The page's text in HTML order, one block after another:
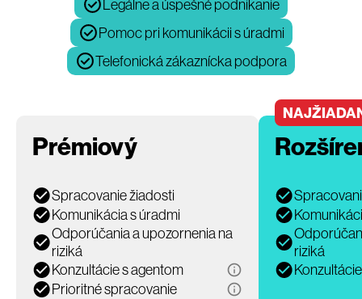
Legálne a úspešné podnikanie
Pomoc pri komunikácii s úradmi
Telefonická zákaznícka podpora
Prémiový
Spracovanie žiadosti
Komunikácia s úradmi
Odporúčania a upozornenia na
riziká
Konzultácie s agentom
Prioritné spracovanie
riziká